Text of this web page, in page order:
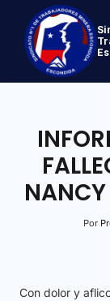
Por
Con dolor y